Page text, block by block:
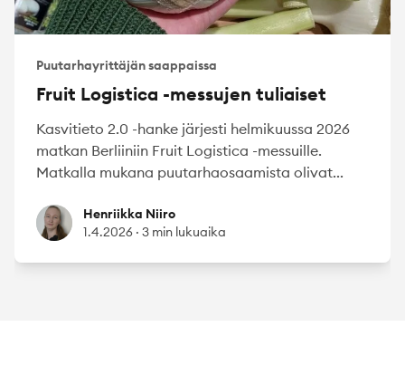
Puutarhayrittäjän saappaissa
Fruit Logistica -messujen tuliaiset
Kasvitieto 2.0 -hanke järjesti helmikuussa 2026
matkan Berliiniin Fruit Logistica -messuille.
Matkalla mukana puutarhaosaamista olivat...
Henriikka Niiro
Henriikka Niiro
1.4.2026 · 3 min lukuaika